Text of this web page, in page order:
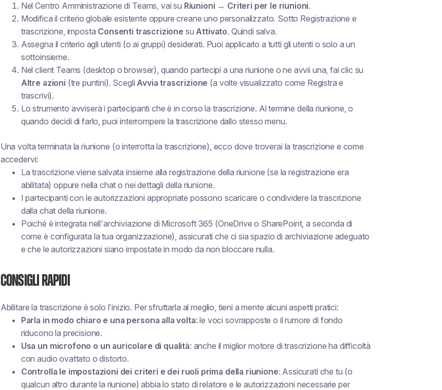
Nel Centro Amministrazione di Teams, vai su Riunioni → Criteri per le riunioni.
Modifica il criterio globale esistente oppure creane uno personalizzato. Sotto Registrazione e
trascrizione, imposta Consenti trascrizione suAttivato. Quindi salva.
Assegna il criterio agli utenti (o ai gruppi) desiderati. Puoi applicarlo a tutti gli utenti o solo a un
sottoinsieme.
Nel client Teams (desktop o browser), quando partecipi a una riunione o ne avvii una, fai clic su
Altre azioni (tre puntini). ScegliAvvia trascrizione (a volte visualizzato come Registra e
trascrivi).
Lo strumento avviserà i partecipanti che è in corso la trascrizione. Al termine della riunione, o
quando decidi di farlo, puoi interrompere la trascrizione dallo stesso menu.
Una volta terminata la riunione (o interrotta la trascrizione), ecco dove troverai la trascrizione e come
accedervi:
La trascrizione viene salvata insieme alla registrazione della riunione (se la registrazione era
abilitata) oppure nella chat o nei dettagli della riunione.
I partecipanti con le autorizzazioni appropriate possono scaricare o condividere la trascrizione
dalla chat della riunione.
Poiché è integrata nell'archiviazione di Microsoft 365 (OneDrive o SharePoint, a seconda di
come è configurata la tua organizzazione), assicurati che ci sia spazio di archiviazione adeguato
e che le autorizzazioni siano impostate in modo da non bloccare nulla.
Consigli rapidi
Abilitare la trascrizione è solo l'inizio. Per sfruttarla al meglio, tieni a mente alcuni aspetti pratici:
Parla in modo chiaro e una persona alla volta: le voci sovrapposte o il rumore di fondo
riducono la precisione.
Usa un microfono o un auricolare di qualità: anche il miglior motore di trascrizione ha difficoltà
con audio ovattato o distorto.
Controlla le impostazioni dei criteri e dei ruoli prima della riunione: Assicurati che tu (o
qualcun altro durante la riunione) abbia lo stato di relatore e le autorizzazioni necessarie per